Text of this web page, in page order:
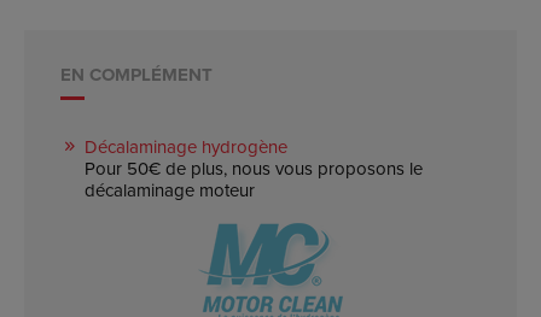
EN COMPLÉMENT
Décalaminage hydrogène
Pour 50€ de plus, nous vous proposons le
décalaminage moteur